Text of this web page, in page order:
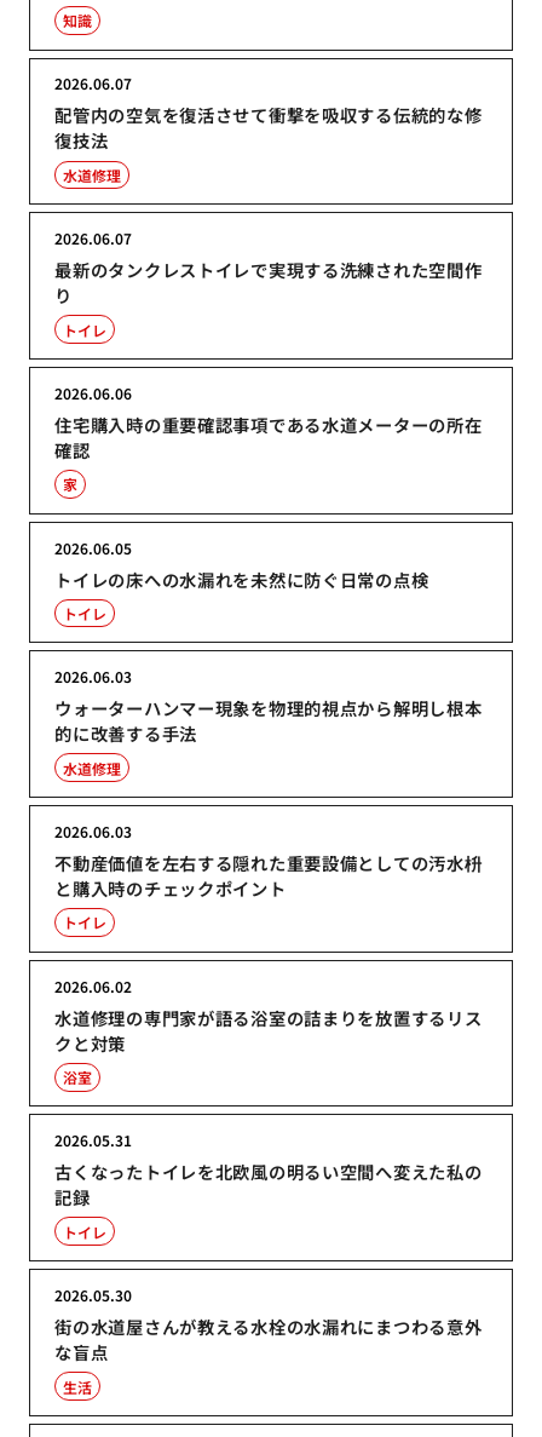
知識
配管内の空気を復活させて衝撃を吸収する伝統的な修
復技法
2026.06.07
水道修理
最新のタンクレストイレで実現する洗練された空間作
り
2026.06.07
トイレ
住宅購入時の重要確認事項である水道メーターの所在
確認
2026.06.06
家
トイレの床への水漏れを未然に防ぐ日常の点検
2026.06.05
トイレ
ウォーターハンマー現象を物理的視点から解明し根本
的に改善する手法
2026.06.03
水道修理
不動産価値を左右する隠れた重要設備としての汚水枡
と購入時のチェックポイント
2026.06.03
トイレ
水道修理の専門家が語る浴室の詰まりを放置するリス
クと対策
2026.06.02
浴室
古くなったトイレを北欧風の明るい空間へ変えた私の
記録
2026.05.31
トイレ
街の水道屋さんが教える水栓の水漏れにまつわる意外
な盲点
2026.05.30
生活